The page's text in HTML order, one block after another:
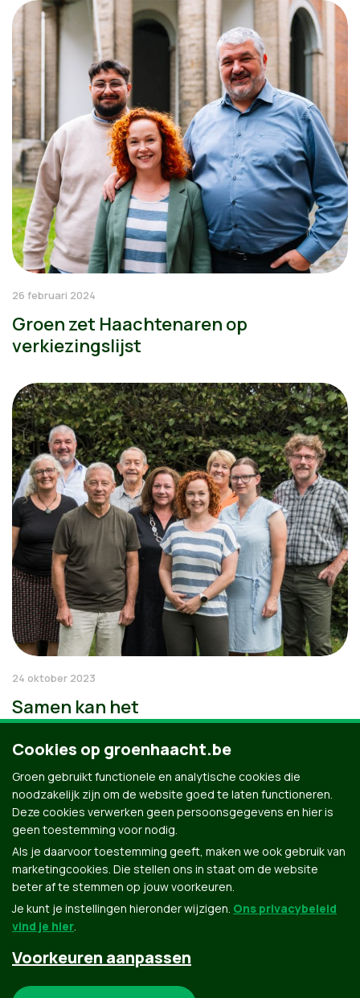
26 februari 2024
Groen zet Haachtenaren op
verkiezingslijst
24 oktober 2023
Samen kan het
Groen.be
Cookies op groenhaacht.be
Groen gebruikt functionele en analytische cookies die
noodzakelijk zijn om de website goed te laten functioneren.
Deze cookies verwerken geen persoonsgegevens en hier is
geen toestemming voor nodig.
Als je daarvoor toestemming geeft, maken we ook gebruik van
marketingcookies. Die stellen ons in staat om de website
beter af te stemmen op jouw voorkeuren.
Je kunt je instellingen hieronder wijzigen. Ons privacybeleid
vind je hier.
Voorkeuren aanpassen